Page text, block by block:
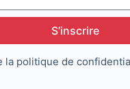
S’inscrire
la politique de